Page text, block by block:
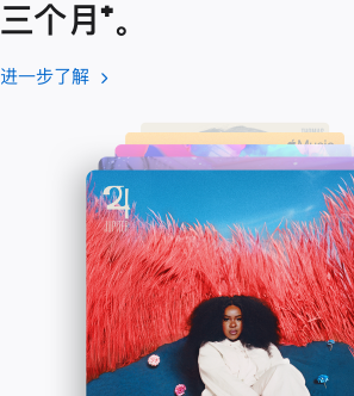
三个月脚
注
⁺。
进一步了解 进
了
解
-
Apple
Music
(在
口
中
打
开)